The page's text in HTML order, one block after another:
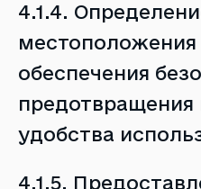
4.1.4.
местоположения
обеспечения
удобства
4.1.5.